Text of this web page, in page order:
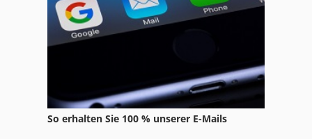
So erhalten Sie 100 % unserer E-Mails